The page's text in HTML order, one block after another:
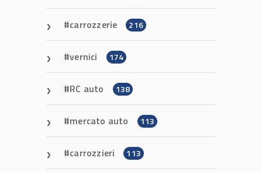
carrozzerie 216
vernici 174
RC auto 138
mercato auto 113
carrozzieri 113